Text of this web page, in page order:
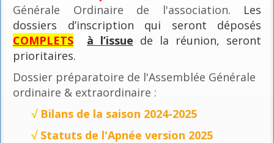
Générale Ordinaire de l'association. Les
dossiers d’inscription qui seront déposés
COMPLETS
à l’issue de la réunion, seront
prioritaires.
Dossier préparatoire de l'Assemblée Générale
ordinaire & extraordinaire :
√ Bilans de la saison 2024-2025
√ Statuts de l'Apnée version 2025